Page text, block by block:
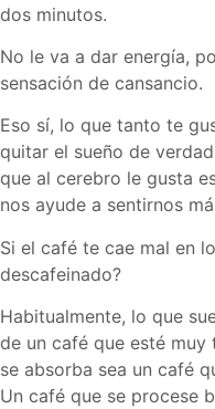
dos minutos.
No le va a dar energía,
sensación de cansancio.
Eso sí, lo que tanto te
quitar el sueño de
que al cerebro le gusta
nos ayude a sentirnos
Si el café te cae mal en
descafeinado?
Habitualmente, lo que
de un café que esté
se absorba sea un café
Un café que se procese